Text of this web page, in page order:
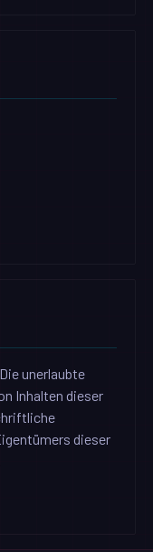
unerlaubte
Inhalten dieser
dieser